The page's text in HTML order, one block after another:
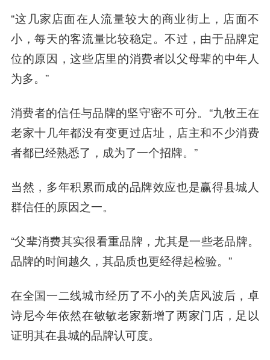
“这几家店面在人流量较大的商业街上，店面不
小，每天的客流量比较稳定。不过，由于品牌定
位的原因，这些店里的消费者以父母辈的中年人
为多。”
消费者的信任与品牌的坚守密不可分。“九牧王在
老家十几年都没有变更过店址，店主和不少消费
者都已经熟悉了，成为了一个招牌。”
当然，多年积累而成的品牌效应也是赢得县城人
群信任的原因之一。
“父辈消费其实很看重品牌，尤其是一些老品牌。
品牌的时间越久，其品质也更经得起检验。”
在全国一二线城市经历了不小的关店风波后，卓
诗尼今年依然在敏敏老家新增了两家门店，足以
证明其在县城的品牌认可度。